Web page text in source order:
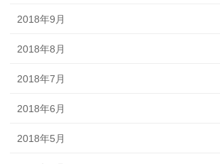
2018年9月
2018年8月
2018年7月
2018年6月
2018年5月